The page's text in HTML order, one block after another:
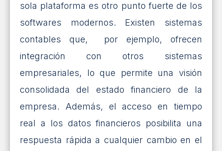
sola plataforma es otro punto fuerte de los
softwares modernos. Existen sistemas
contables que, por ejemplo, ofrecen
integración con otros sistemas
empresariales, lo que permite una visión
consolidada del estado financiero de la
empresa. Además, el acceso en tiempo
real a los datos financieros posibilita una
respuesta rápida a cualquier cambio en el